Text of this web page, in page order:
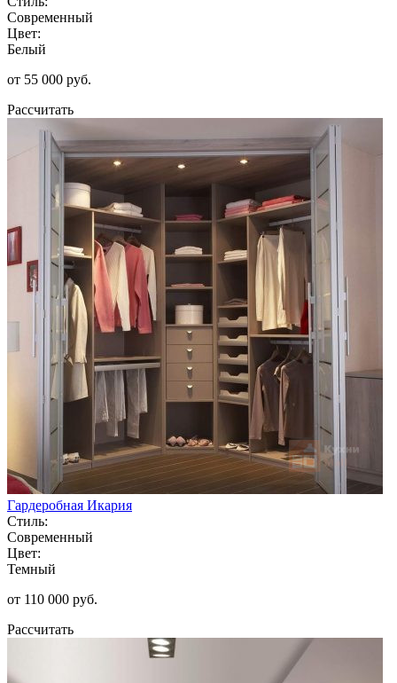
Современный
Цвет:
Белый
от 55 000 руб.
Рассчитать
Гардеробная Икария
Стиль:
Современный
Цвет:
Темный
от 110 000 руб.
Рассчитать